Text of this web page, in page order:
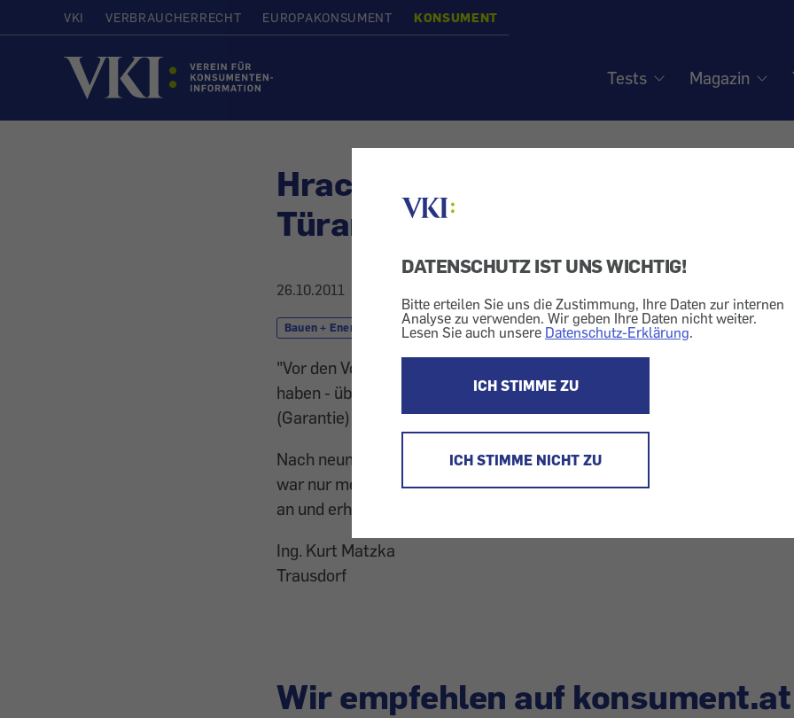
DATENSCHUTZ IST UNS WICHTIG!
Bitte erteilen Sie uns die Zustimmung, Ihre Daten zur internen
Analyse zu verwenden. Wir geben Ihre Daten nicht weiter.
Lesen Sie auch unsere Datenschutz-Erklärung.
ICH STIMME ZU
ICH STIMME NICHT ZU
VKI VERBRAUCHERRECHT EUROPAKONSUMENT KONSUMENT
Startseite
Tests Magazin
Hrachowina: Terrassentür - Neue
Türangel
26.10.2011
Bauen + Energie Tür
"Vor den Vorhang" bitten wir Unternehmen, die besonderes
haben - über die gesetzlichen Ansprüche (Gewährleistung) oder
(Garantie) hinaus. - Hier: Kostenloses Ersatzteil für eine Terrassentür
Nach neun Jahren zeigte sich an der oberen Angel der Terrassentür ein
war nur mehr schwer zu bedienen und drohte herauszufallen. Ich rief bei
an und erhielt schon einen Tag später per Post das komplette
Ing. Kurt Matzka
Trausdorf
Wir empfehlen auf konsument.at